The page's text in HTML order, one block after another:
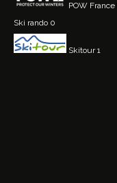
POW France
Ski rando 0
Skitour1